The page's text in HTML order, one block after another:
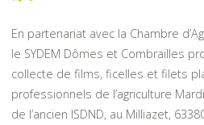
En partenariat avec la Chambre
le SYDEM Dômes et Combrailles
collecte de films, ficelles et filets
professionnels de l’agriculture
de l’ancien ISDND, au Milliazet,